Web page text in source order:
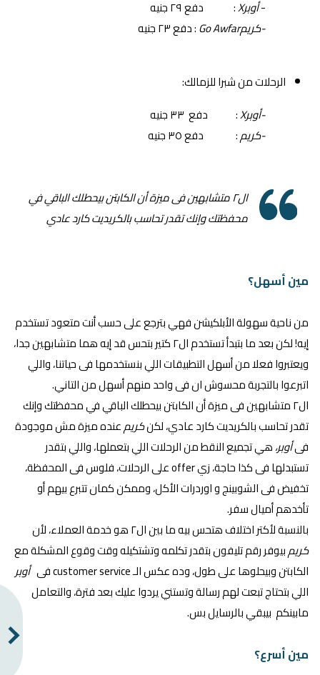
-أوبرX : دفع ٢٩ جنيه
-كريمGo Awfar
: دفع ٢٣ جنيه
الرحلات من شبرا للزمالك:
-أوبرX : دفع ٣٣ جنيه
-كريم: دفع ٣٥ جنيه
ال٢ متشابهين فى ميزة أن الكابتن بيحطلك الباقي في
محفظتك وإنك تقدر تحاسب بالكريديت كارد عادي
مين أسهل؟
من ناحية سهولة الأبلكيشن فهي بترجع على حسب أنت متعود تستخدم
إيه! لكن بعد ما بتبدأ تستخدم ال٢ كتير بتحس قد إيه هما متشابهين جدا،
ويعتبروا فعلا من أسهل التطبيقات اللي بنستخدمها فى حياتنا، واللي
اتبرعوا بالتجربة محسوش ان فى واحد منهم أسهل من التاني.
ال٢ متشابهين فى ميزة أن الكابتن بيحطلك الباقي في محفظتك وإنك
تقدر تحاسب بالكريديت كارد عادي، لكنكريمعنده ميزة مش موجودة
فىأوبر،هي تجميع النقط من الرحلات اللي بتعملها، واللي بتقدر
تستبدلها فى كذا حاجة، زي offer على الرحلات، فلوس فى المحفظة،
تخفيض فى الشوبينج و اوردرات الأكل، وممكن كمان تتبرع بيهم أو
تأخدهم أميال سفر.
بالنسبة لأكتر اختلاف هتحس بيه ما بين ال٢ هو خدمة العملاء، لأن
كريمبيوفر رقم تليفون بتقدر تكلمه وتشتكيله وقت وقوع المشكلة مع
الكابتن وبيحلوها على طول، وده عكس الـ customer service فى
أوبر
اللي بتحتاج تبعت لهم رسالة وتستني يردوا عليك بعد فترة، والتعامل
مابينكم بيبقي بالرسايل بس.
مين أسرع؟